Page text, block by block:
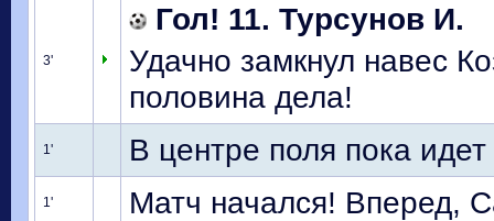
3'
Гол! 11. Турсунов И.
Удачно замкнул навес
половина дела!
1' В центре поля пока
1'
Матч начался! Вперед,